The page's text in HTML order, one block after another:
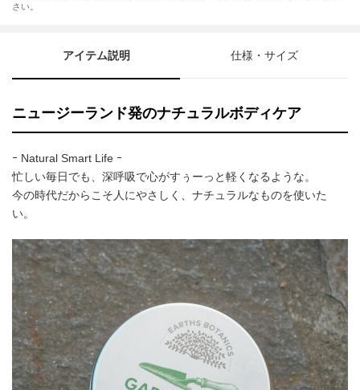
さい。
アイテム説明 仕様・サイズ
ニュージーランド発のナチュラルボディケア
ｰ Natural Smart Life ｰ
忙しい毎日でも、深呼吸で心がすぅーっと軽くなるような。
今の時代だからこそ人にやさしく、ナチュラルなものを使いた
い。